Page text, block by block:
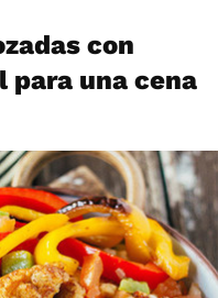
con
para una cena